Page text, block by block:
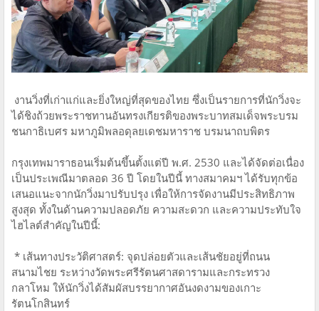
งานวิ่งที่เก่าแก่และยิ่งใหญ่ที่สุดของไทย ซึ่งเป็นรายการที่นักวิ่งจะ
ได้ชิงถ้วยพระราชทานอันทรงเกียรติของพระบาทสมเด็จพระบรม
ชนกาธิเบศร มหาภูมิพลอดุลยเดชมหาราช บรมนาถบพิตร
กรุงเทพมาราธอนเริ่มต้นขึ้นตั้งแต่ปี พ.ศ. 2530 และได้จัดต่อเนื่อง
เป็นประเพณีมาตลอด 36 ปี โดยในปีนี้ ทางสมาคมฯ ได้รับทุกข้อ
เสนอแนะจากนักวิ่งมาปรับปรุง เพื่อให้การจัดงานมีประสิทธิภาพ
สูงสุด ทั้งในด้านความปลอดภัย ความสะดวก และความประทับใจ
ไฮไลต์สำคัญในปีนี้:
* เส้นทางประวัติศาสตร์: จุดปล่อยตัวและเส้นชัยอยู่ที่ถนน
สนามไชย ระหว่างวัดพระศรีรัตนศาสดารามและกระทรวง
กลาโหม ให้นักวิ่งได้สัมผัสบรรยากาศอันงดงามของเกาะ
รัตนโกสินทร์